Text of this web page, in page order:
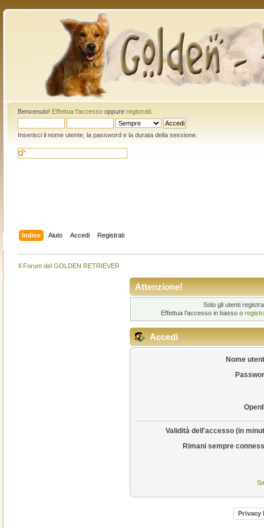
Benvenuto! Effettua l'accessooppure registrati.
Inserisci il nome utente, la password e la durata della sessione.
Indice Aiuto Accedi Registrati
Il Forum del GOLDEN RETRIEVER
Attenzione!
Solo gli utenti
Effettua l'accesso in basso o
Accedi
Nome
Validità dell'accesso (in
Rimani sempre
Privacy